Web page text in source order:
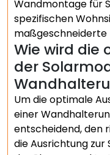
Wandmontage für
spezifischen
maßgeschneiderte
Wie wird die
der
Um die optimale
einer
entscheidend, den
die Ausrichtung zur